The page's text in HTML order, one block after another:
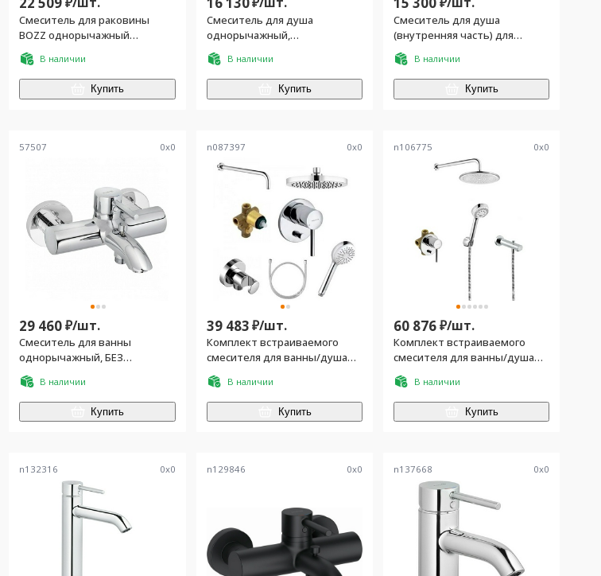
Смеситель для раковины
BOZZ однорычажный
встраив. в стену на 2
отверстия, внеш.часть (БЕЗ
внутр.арт.38243 )
В наличии
Купить
Смеситель для душа
однорычажный,
встраиваемый в стену, без
внутр.части (арт.38826), хром
В наличии
Купить
Смеситель для душа
(внутренняя часть) для
скрытого монтажа
В наличии
Купить
57507 0x0
29 460₽/шт.
Смеситель для ванны
однорычажный, БЕЗ
душ.гарн., хром
В наличии
Купить
n087397 0x0
39 483₽/шт.
Комплект встраиваемого
смесителя для ванны/душа
(смеситель с внешней и
встраив.частью, лейка, шланг,
верхний душ с кронштейном),
цв.хром
В наличии
Купить
n106775 0x0
60 876₽/шт.
Комплект встраиваемого
смесителя для ванны/душа
(смеситель с внешней и
встраив.частью, лейка, шланг,
верхний душ с кронштейном,
излив), цв.хром
В наличии
Купить
n132316 0x0 n129846 0x0 n137668 0x0